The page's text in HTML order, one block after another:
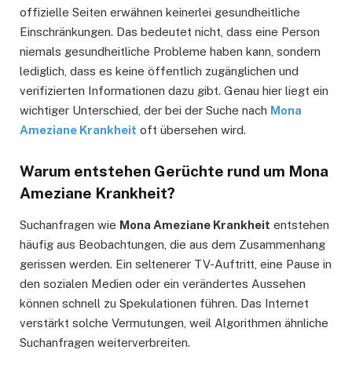
offizielle Seiten erwähnen keinerlei gesundheitliche
Einschränkungen. Das bedeutet nicht, dass eine Person
niemals gesundheitliche Probleme haben kann, sondern
lediglich, dass es keine öffentlich zugänglichen und
verifizierten Informationen dazu gibt. Genau hier liegt ein
wichtiger Unterschied, der bei der Suche nach Mona
Ameziane Krankheit oft übersehen wird.
Warum entstehen Gerüchte rund um Mona
Ameziane Krankheit?
Suchanfragen wie Mona Ameziane Krankheit entstehen
häufig aus Beobachtungen, die aus dem Zusammenhang
gerissen werden. Ein seltenerer TV-Auftritt, eine Pause in
den sozialen Medien oder ein verändertes Aussehen
können schnell zu Spekulationen führen. Das Internet
verstärkt solche Vermutungen, weil Algorithmen ähnliche
Suchanfragen weiterverbreiten.